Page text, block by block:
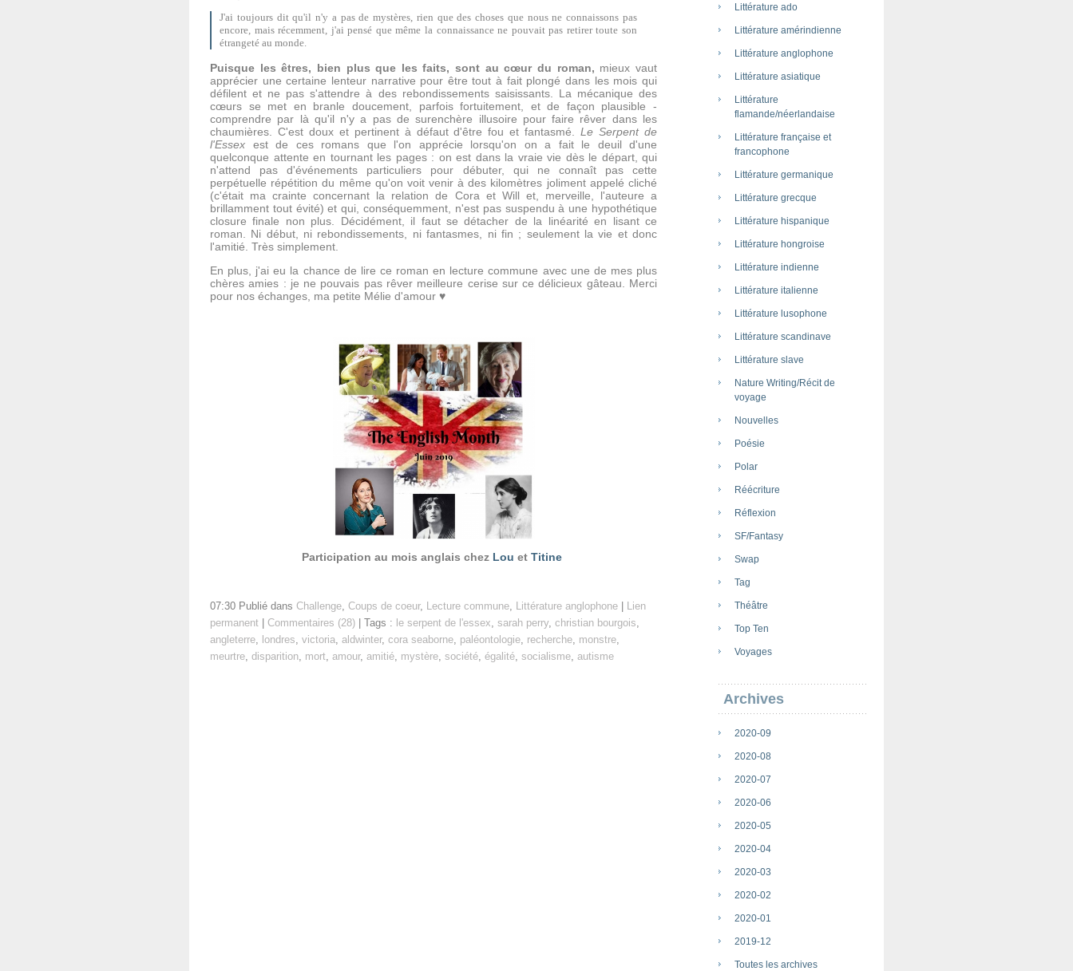
Littérature ado
Littérature amérindienne
Littérature anglophone
Littérature asiatique
Littérature
flamande/néerlandaise
Littérature française et
francophone
Littérature germanique
Littérature grecque
Littérature hispanique
Littérature hongroise
Littérature indienne
Littérature italienne
Littérature lusophone
Littérature scandinave
Littérature slave
Nature Writing/Récit de
voyage
Nouvelles
Poésie
Polar
Réécriture
Réflexion
SF/Fantasy
Swap
Tag
Théâtre
Top Ten
Voyages
Archives
2020-09
2020-08
2020-07
2020-06
2020-05
2020-04
2020-03
2020-02
2020-01
2019-12
Toutes les archives
J'ai toujours dit qu'il n'y a pas de mystères, rien que des choses que nous ne connaissons pas
encore, mais récemment, j'ai pensé que même la connaissance ne pouvait pas retirer toute son
étrangeté au monde.
Puisque les êtres, bien plus que les faits, sont au cœur du roman, mieux vaut
apprécier une certaine lenteur narrative pour être tout à fait plongé dans les mois qui
défilent et ne pas s'attendre à des rebondissements saisissants. La mécanique des
cœurs se met en branle doucement, parfois fortuitement, et de façon plausible -
comprendre par là qu'il n'y a pas de surenchère illusoire pour faire rêver dans les
chaumières. C'est doux et pertinent à défaut d'être fou et fantasmé.Le Serpent de
l'Essex est de ces romans que l'on apprécie lorsqu'on on a fait le deuil d'une
quelconque attente en tournant les pages : on est dans la vraie vie dès le départ, qui
n'attend pas d'événements particuliers pour débuter, qui ne connaît pas cette
perpétuelle répétition du même qu'on voit venir à des kilomètres joliment appelé cliché
(c'était ma crainte concernant la relation de Cora et Will et, merveille, l'auteure a
brillamment tout évité) et qui, conséquemment, n'est pas suspendu à une hypothétique
closure finale non plus. Décidément, il faut se détacher de la linéarité en lisant ce
roman. Ni début, ni rebondissements, ni fantasmes, ni fin ; seulement la vie et donc
l'amitié. Très simplement.
En plus, j'ai eu la chance de lire ce roman en lecture commune avec une de mes plus
chères amies : je ne pouvais pas rêver meilleure cerise sur ce délicieux gâteau. Merci
pour nos échanges, ma petite Mélie d'amour ♥
Participation au mois anglais chez Lou et Titine
07:30 Publié dans Challenge, Coups de coeur, Lecture commune, Littérature anglophone
Lien
permanent
Commentaires (28) | Tags : le serpent de l'essex, sarah perry, christian bourgois,
angleterre, londres, victoria, aldwinter, cora seaborne, paléontologie, recherche, monstre,
meurtre, disparition, mort, amour, amitié, mystère, société, égalité, socialisme, autisme